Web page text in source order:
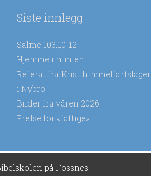
Siste innlegg
Salme 103,10-12
Hjemme i himlen
Referat fra Kristihimmelfartsläger
i Nybro
Bilder fra våren 2026
Frelse for «fattige»
på Fossnes